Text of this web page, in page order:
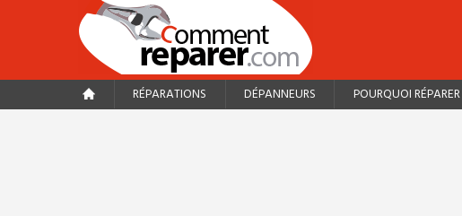
RÉPARATIONS DÉPANNEURS POURQUOI RÉPARER